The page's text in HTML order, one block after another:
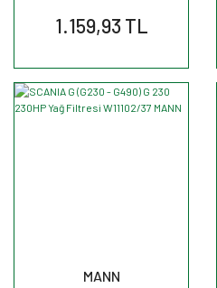
1.159,93 TL
MANN